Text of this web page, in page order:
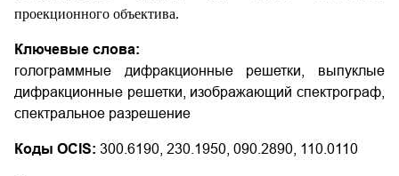
проекционного объектива.
Ключевые слова:
голограммные дифракционные решетки, выпуклые
дифракционные решетки, изображающий спектрограф,
спектральное разрешение
Коды OCIS: 300.6190, 230.1950, 090.2890, 110.0110